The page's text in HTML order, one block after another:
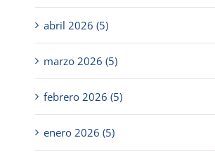
abril 2026 (5)
marzo 2026 (5)
febrero 2026 (5)
enero 2026 (5)